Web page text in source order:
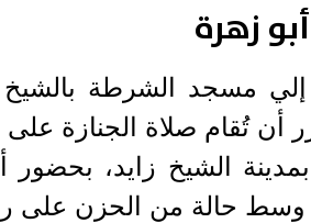
زهرة
مسجد الشرطة بالشيخ
أن تُقام صلاة الجنازة
الشيخ زايد، بحضور
وسط حالة من الحزن على